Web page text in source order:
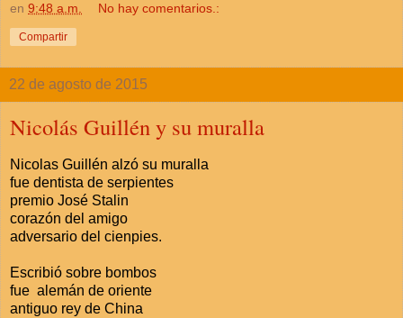
en 9:48 a.m. No hay comentarios.:
Compartir
22 de agosto de 2015
Nicolás Guillén y su muralla
Nicolas Guillén alzó su muralla
fue dentista de serpientes
premio José Stalin
corazón del amigo
adversario del cienpies.
Escribió sobre bombos
fue alemán de oriente
antiguo rey de China